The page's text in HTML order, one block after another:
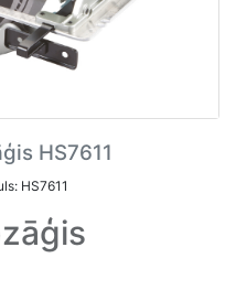
HS7611
HS7611